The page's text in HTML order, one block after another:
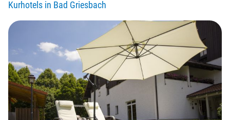
Kurhotels in Bad Griesbach